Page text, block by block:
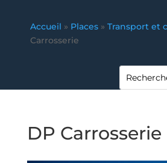
Accueil » Places » Transport et
Carrosserie
DP Carrosserie